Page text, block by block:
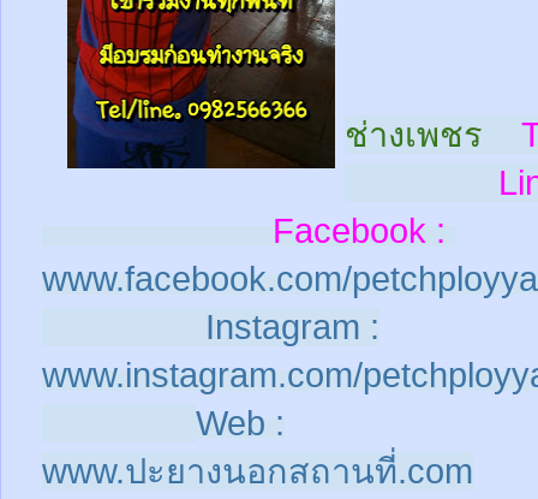
ช่างเพชร
Facebook :
www.facebook.com/
Instagram :
www.instagram.com/
Web :
www.ปะยางนอกสถานที่.com